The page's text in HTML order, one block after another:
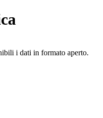
i dati in formato aperto.